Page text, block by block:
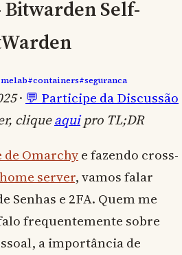
Bitwarden Self-
#containers#seguranca
· 💬 Participe da Discussão
cliqueaquipro TL;DR
de Omarchye fazendo cross-
home server, vamos falar
Senhas e 2FA. Quem me
frequentemente sobre
a importância de